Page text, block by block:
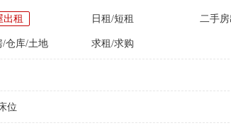
出租 日租/短租 二手
/仓库/土地 求租/求购
位